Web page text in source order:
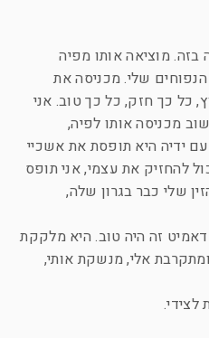
בזה. מוציאה אותו מפיה
שלי. מכניסה את
כל כך חזק, כל כך טוב. אני
מכניסה אותו לפיה,
ידיה היא תופסת את אשכיי
להחזיק את עצמי, אני תופס
שלי כבר בגרון שלה,
זה היה טוב. היא מלקקת
אלי, מנשקת אותי,
לצידי.